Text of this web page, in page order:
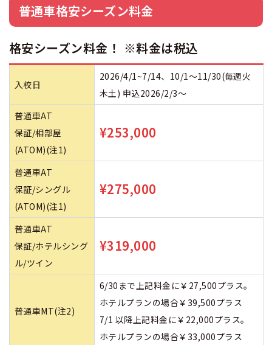
普通車格安シーズン料金
格安シーズン料金！ ※料金は税込
入校日
2026/4/1~7/14、10/1～11/30(毎週火
木土) 申込2026/2/3～
普通車AT
保証/相部屋
(ATOM)(注1)
¥253,000
普通車AT
保証/シングル
(ATOM)(注1)
¥275,000
普通車AT
保証/ホテルシング
ル/ツイン
¥319,000
普通車MT(注2)
6/30まで上記料金に￥27,500プラス。
ホテルプランの場合￥39,500プラス
7/1 以降上記料金に￥22,000プラス。
ホテルプランの場合￥33,000プラス